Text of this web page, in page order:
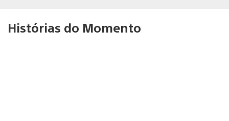
Histórias do Momento